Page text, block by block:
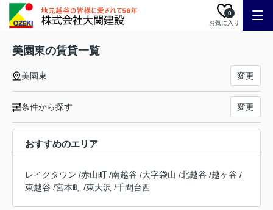
お気に入り
0
美園東の賃貸一覧
美園東 変更
条件から探す 変更
おすすめのエリア
レイクタウン /赤山町 /南越谷 /大字袋山 /北越谷 /越ヶ谷 /
東越谷 /宮本町 /東大沢 /千間台西